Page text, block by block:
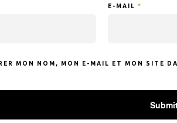
E-MAIL *
MON NOM, MON E-MAIL ET MON SITE